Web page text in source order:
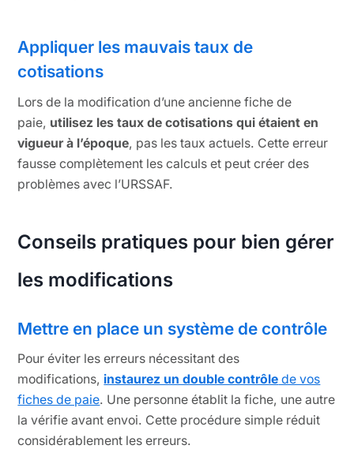
Appliquer les mauvais taux de
cotisations
Lors de la modification d’une ancienne fiche de
paie, utilisez les taux de cotisations qui étaient en
vigueur à l’époque, pas les taux actuels. Cette erreur
fausse complètement les calculs et peut créer des
problèmes avec l’URSSAF.
Conseils pratiques pour bien gérer
les modifications
Mettre en place un système de contrôle
Pour éviter les erreurs nécessitant des
modifications, instaurez un double contrôle de vos
fiches de paie. Une personne établit la fiche, une autre
la vérifie avant envoi. Cette procédure simple réduit
considérablement les erreurs.